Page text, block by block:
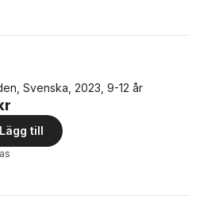
Svenska, 2023, 9-12 år
Lägg till